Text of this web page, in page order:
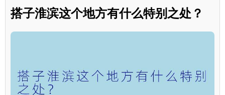
搭子淮滨这个地方有什么特别之处？